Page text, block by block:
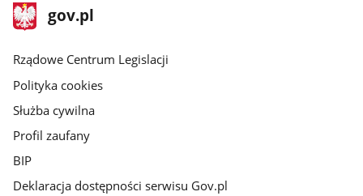
stopka
gov.plStrona
gov.pl
Rządowe Centrum Legislacji
Polityka cookies
Służba cywilna
Profil zaufany
BIP
Deklaracja dostępności serwisu Gov.pl